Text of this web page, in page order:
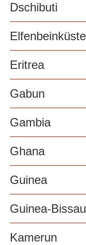
Dschibuti
Elfenbeinküste
Eritrea
Gabun
Gambia
Ghana
Guinea
Guinea-Bissau
Kamerun